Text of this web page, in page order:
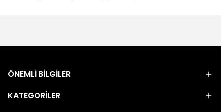
ÖNEMLİ BİLGİLER
KATEGORİLER